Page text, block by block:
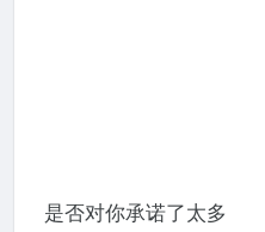
是否对你承诺了太多